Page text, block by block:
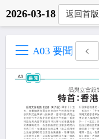
2026-03-18 返回首版
A03 要聞